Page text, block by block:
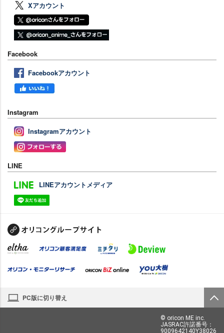
Xアカウント
Facebook
Facebookアカウント
Instagram
Instagramアカウント
LINE
LINEアカウントメディア
PC版に切り替え
© oricon ME inc.
JASRAC許諾番号：
9009642140Y38026